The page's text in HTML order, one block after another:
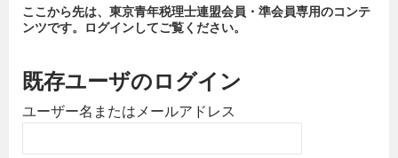
ここから先は、東京青年税理士連盟会員・準会員専用のコンテ
ンツです。ログインしてご覧ください。
既存ユーザのログイン
ユーザー名またはメールアドレス